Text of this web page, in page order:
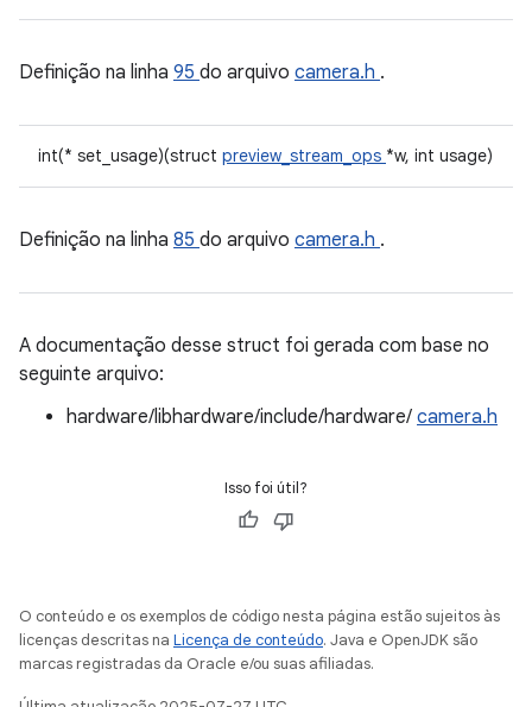
Definição na linha 95 do arquivo camera.h .
int(* set_usage)(struct preview_stream_ops *w, int usage)
Definição na linha 85 do arquivo camera.h .
A documentação desse struct foi gerada com base no
seguinte arquivo:
hardware/libhardware/include/hardware/ camera.h
Isso foi útil?
O conteúdo e os exemplos de código nesta página estão sujeitos às
licenças descritas na Licença de conteúdo. Java e OpenJDK são
marcas registradas da Oracle e/ou suas afiliadas.